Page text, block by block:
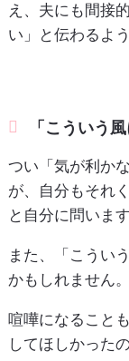
え、夫にも間接
い」と伝わるよ
「こういう
つい「気が利か
が、自分もそれ
と自分に問います
また、「こうい
かもしれません。
喧嘩になること
してほしかった